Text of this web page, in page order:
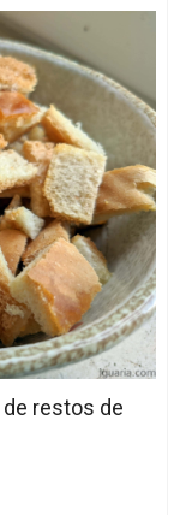
restos de